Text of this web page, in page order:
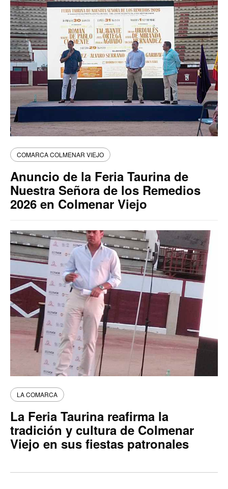
COMARCA COLMENAR VIEJO
Anuncio de la Feria Taurina de
Nuestra Señora de los Remedios
2026 en Colmenar Viejo
LA COMARCA
La Feria Taurina reafirma la
tradición y cultura de Colmenar
Viejo en sus fiestas patronales